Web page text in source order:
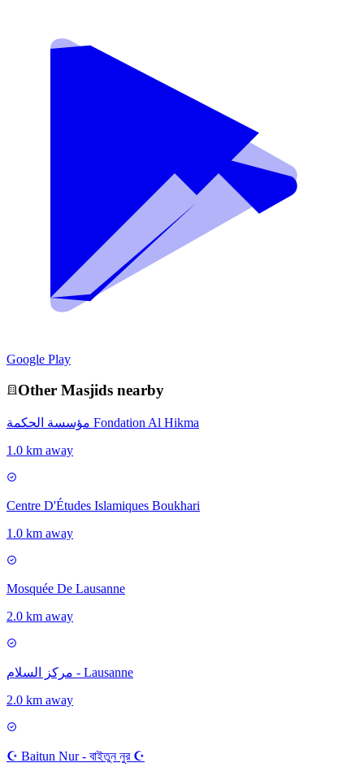
Google Play
Other Masjids nearby
مؤسسة الحكمة Fondation Al Hikma
1.0 km away
Centre D'Études Islamiques Boukhari
1.0 km away
Mosquée De Lausanne
2.0 km away
مركز السلام - Lausanne
2.0 km away
☪ Baitun Nur - বাইতুন নুর ☪